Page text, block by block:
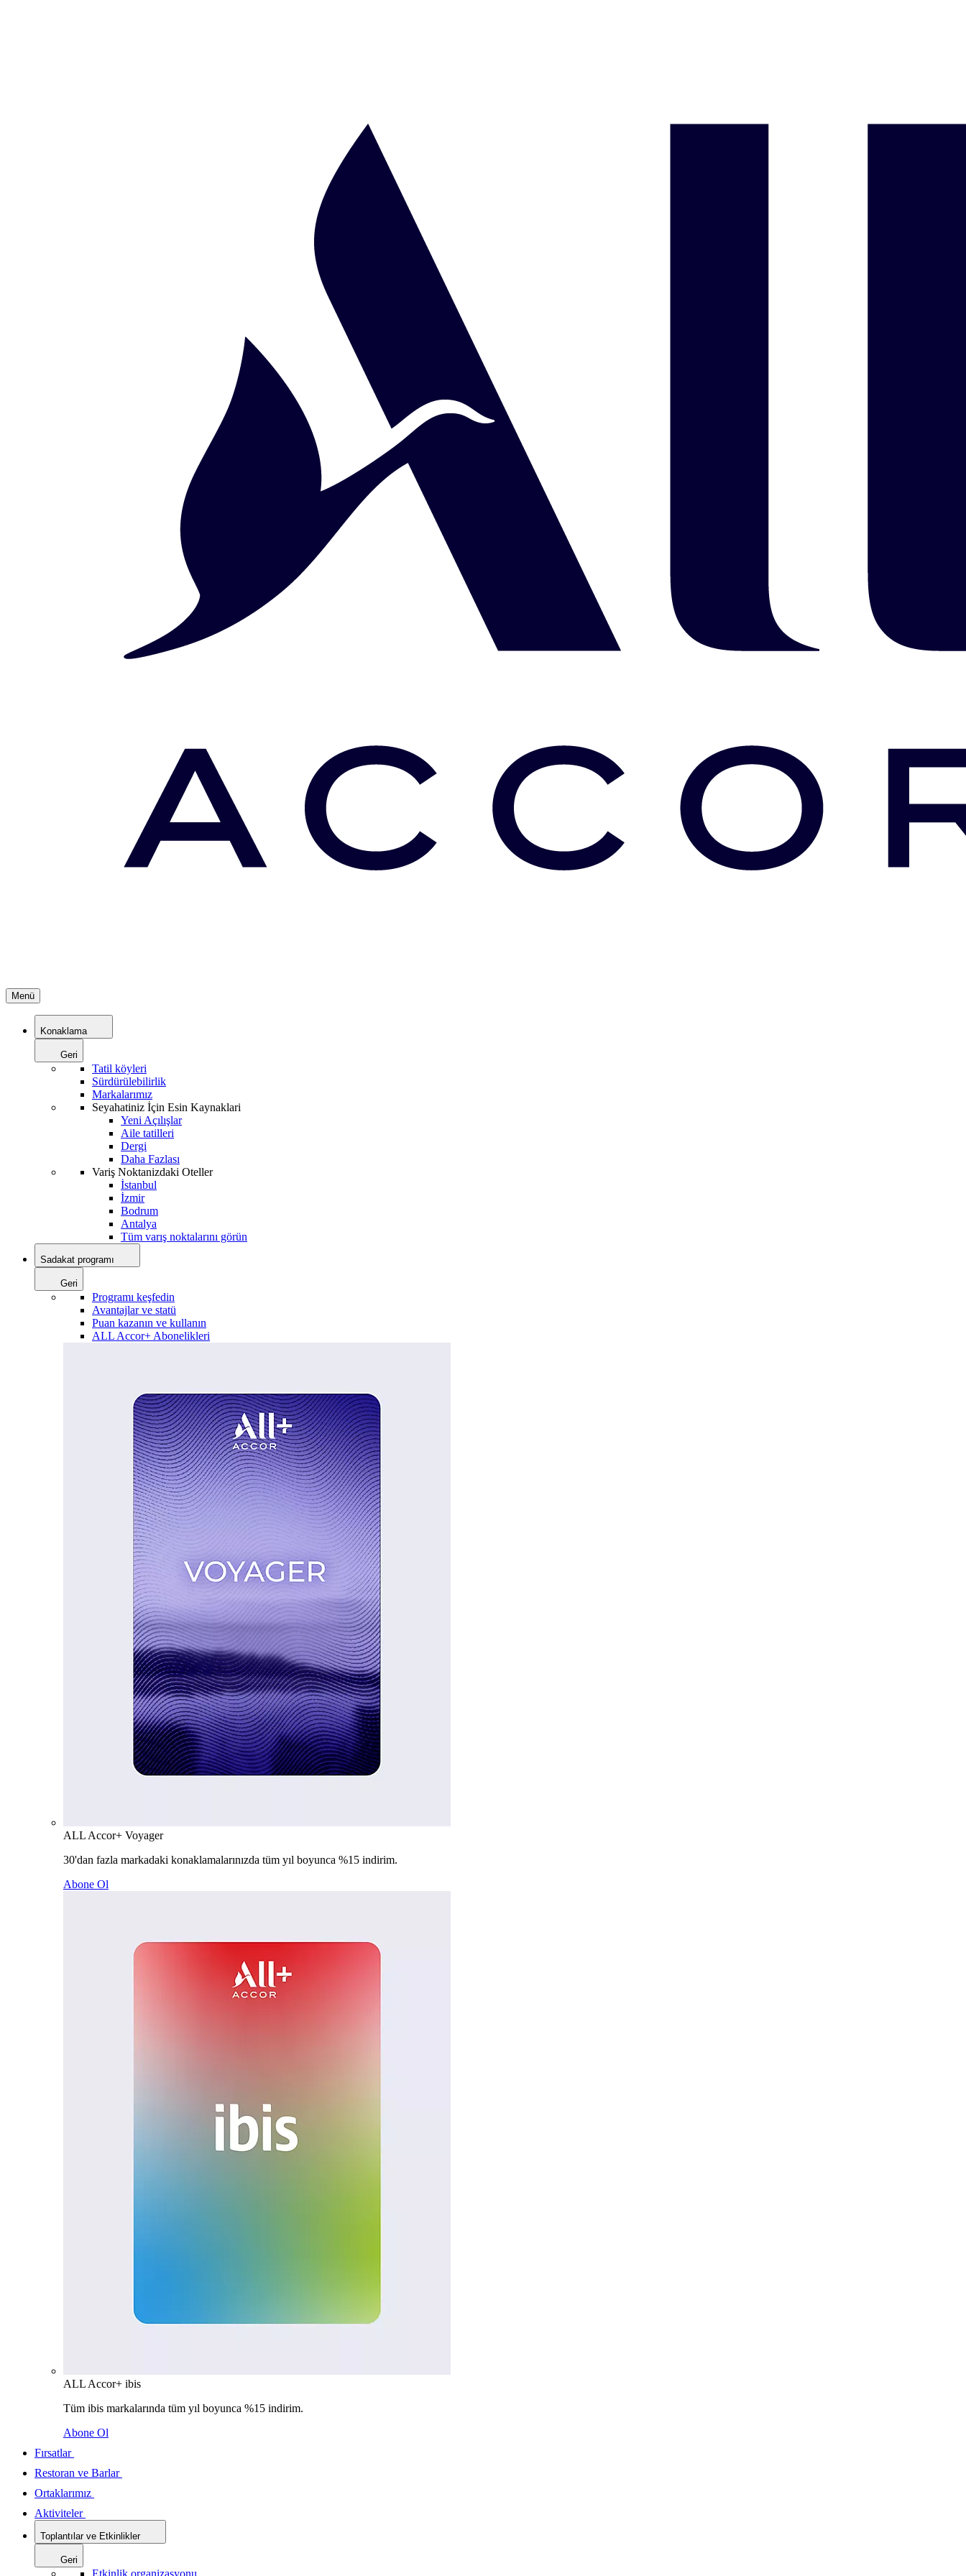
Menü
Konaklama
Geri
Tatil köyleri
Sürdürülebilirlik
Markalarımız
Seyahatiniz İçin Esin Kaynaklari
Yeni Açılışlar
Aile tatilleri
Dergi
Daha Fazlası
Variş Noktanizdaki Oteller
İstanbul
İzmir
Bodrum
Antalya
Tüm varış noktalarını görün
Sadakat programı
Geri
Programı keşfedin
Avantajlar ve statü
Puan kazanın ve kullanın
ALL Accor+ Abonelikleri
ALL Accor+ Voyager
30'dan fazla markadaki konaklamalarınızda tüm yıl boyunca %15 indirim.
Abone Ol
ALL Accor+ ibis
Tüm ibis markalarında tüm yıl boyunca %15 indirim.
Abone Ol
Fırsatlar
Restoran ve Barlar
Ortaklarımız
Aktiviteler
Toplantılar ve Etkinlikler
Geri
Etkinlik organizasyonu